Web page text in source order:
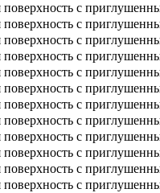
с
с
с
с
с
с
с
с
с
с
с
с